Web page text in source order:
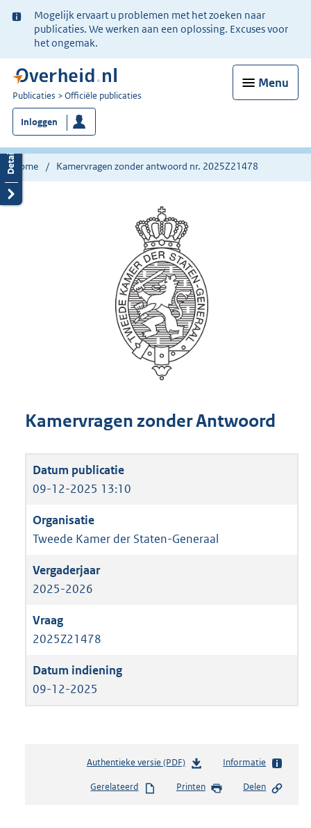
Ter
informatie:
Mogelijk ervaart u problemen met het zoeken naar
publicaties. We werken aan een oplossing. Excuses voor
het ongemak.
Menu
U
bent
nu
hier:
Publicaties Officiële publicaties
Inloggen
Home Kamervragen zonder antwoord nr. 2025Z21478
Kamervragen zonder Antwoord
09-12-2025 13:10
Tweede Kamer der Staten-Generaal
2025-2026
2025Z21478
09-12-2025
Authentieke versie (PDF)b
s
Informatie
Gerelateerd Printen Delen